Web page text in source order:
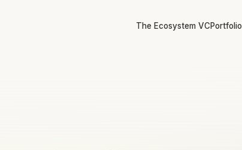
The Ecosystem VCPortfolio